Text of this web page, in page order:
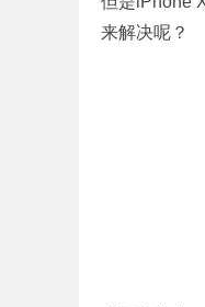
来解决呢？